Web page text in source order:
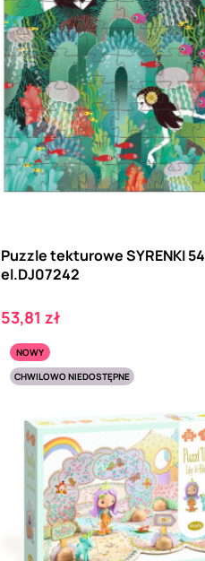
Puzzle tekturowe SYRENKI 54
el.DJ07242
Cena
53,81 zł
NOWY
CHWILOWO NIEDOSTĘPNE